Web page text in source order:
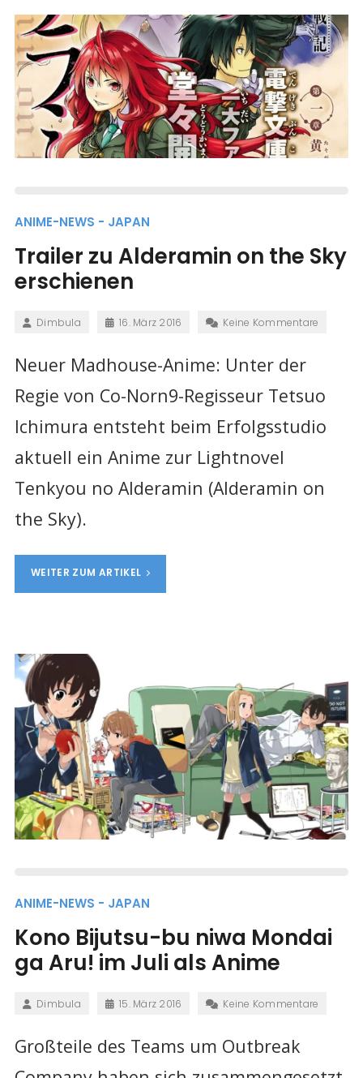
ANIME-NEWS - JAPAN
Trailer zu Alderamin on the Sky
erschienen
Dimbula 16. März 2016 Keine Kommentare
Neuer Madhouse-Anime: Unter der
Regie von Co-Norn9-Regisseur Tetsuo
Ichimura entsteht beim Erfolgsstudio
aktuell ein Anime zur Lightnovel
Tenkyou no Alderamin (Alderamin on
the Sky).
WEITER ZUM ARTIKEL
ANIME-NEWS - JAPAN
Kono Bijutsu-bu niwa Mondai
ga Aru! im Juli als Anime
Dimbula 15. März 2016 Keine Kommentare
Großteile des Teams um Outbreak